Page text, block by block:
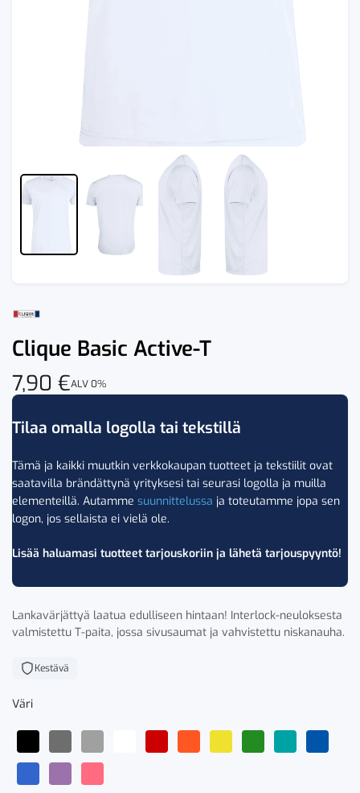
Clique Basic Active-T
7,90 €ALV 0%
Tilaa omalla logolla tai tekstillä
Tämä ja kaikki muutkin verkkokaupan tuotteet ja tekstiilit ovat
saatavilla brändättynä yrityksesi tai seurasi logolla ja muilla
elementeillä. Autamme suunnittelussa ja toteutamme jopa sen
logon, jos sellaista ei vielä ole.
Lisää haluamasi tuotteet tarjouskoriin ja lähetä tarjouspyyntö!
Lankavärjättyä laatua edulliseen hintaan! Interlock-neuloksesta
valmistettu T-paita, jossa sivusaumat ja vahvistettu niskanauha.
Kestävä
Väri